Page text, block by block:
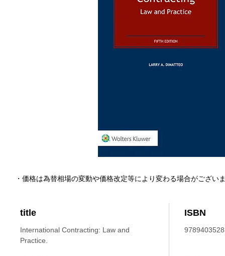
title
International Contracting: Law and
Practice.
ISBN
・価格は為替相場の変動や価格改定等により変わる場合がござい